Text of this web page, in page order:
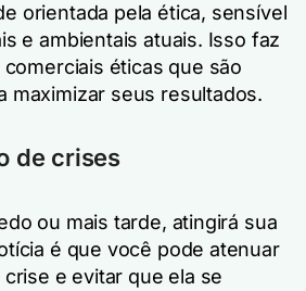
orientada pela ética, sensível
e ambientais atuais. Isso faz
éticas que são
maximizar seus resultados.
de crises
ou mais tarde, atingirá sua
é que você pode atenuar
e evitar que ela se